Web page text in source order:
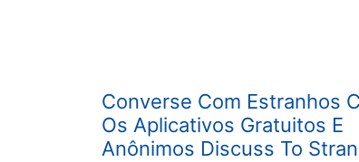
Converse Com Estranhos
Os Aplicativos Gratuitos E
Anônimos Discuss To